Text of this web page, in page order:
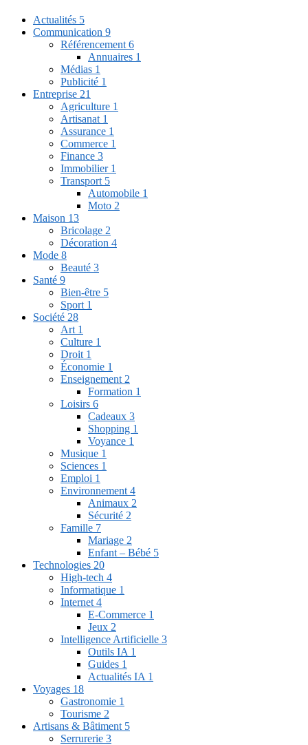
Actualités 5
Communication 9
Référencement 6
Annuaires 1
Médias 1
Publicité 1
Entreprise 21
Agriculture 1
Artisanat 1
Assurance 1
Commerce 1
Finance 3
Immobilier 1
Transport 5
Automobile 1
Moto 2
Maison 13
Bricolage 2
Décoration 4
Mode 8
Beauté 3
Santé 9
Bien-être 5
Sport 1
Société 28
Art 1
Culture 1
Droit 1
Économie 1
Enseignement 2
Formation 1
Loisirs 6
Cadeaux 3
Shopping 1
Voyance 1
Musique 1
Sciences 1
Emploi 1
Environnement 4
Animaux 2
Sécurité 2
Famille 7
Mariage 2
Enfant – Bébé 5
Technologies 20
High-tech 4
Informatique 1
Internet 4
E-Commerce 1
Jeux 2
Intelligence Artificielle 3
Outils IA 1
Guides 1
Actualités IA 1
Voyages 18
Gastronomie 1
Tourisme 2
Artisans & Bâtiment 5
Serrurerie 3